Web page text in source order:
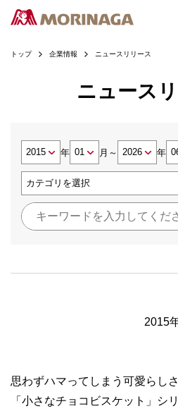
トップ 企業情報 ニュースリリース
ニュース
年 月 ～ 年
2015
思わずハマってしまう可愛らしさ
「小さなチョコビスケット」シ